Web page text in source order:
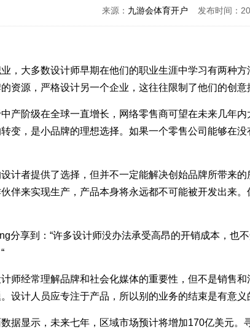
来源： 九游会体育开户 发布时间：
大多数设计师早期在他们的职业生涯中学习有两种方
资源，严格设计另一个企业，这往往限制了他们的创意
阶级在全球一直增长，网络零售商可望在未来几年内
变，是小品牌的理想选择。如果一个零售公司能够在
者提供了选择，但并不一定能解决创始品牌所带来的
伴来实现生产，产品本身将永远都不可能被开发出来
享到：“许多设计师没办法承受高昂的开销成本，也
经常理解品牌和社会化媒体的重要性，但不是销售和
设计人员应专注于产品，所以别的业务的结束是有意义
显示，未来七年，区域市场预计将增加170亿美元。